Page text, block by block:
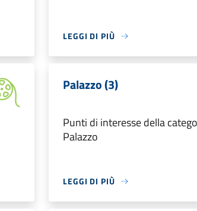
LEGGI DI PIÙ
Palazzo (3)
Punti di interesse della
Palazzo
LEGGI DI PIÙ